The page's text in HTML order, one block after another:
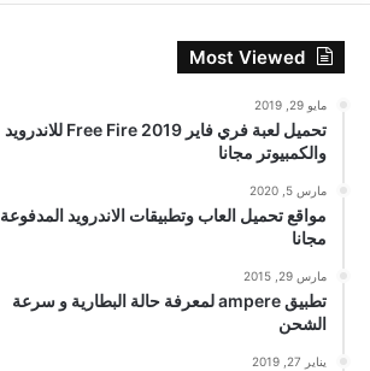
Most Viewed
مايو 29, 2019
تحميل لعبة فري فاير Free Fire 2019 للاندرويد
والكمبيوتر مجانا
مارس 5, 2020
مواقع تحميل العاب وتطبيقات الاندرويد المدفوعة
مجانا
مارس 29, 2015
تطبيق ampere لمعرفة حالة البطارية و سرعة
الشحن
يناير 27, 2019